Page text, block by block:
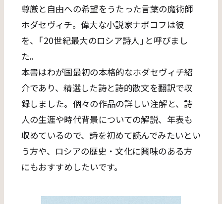
尊厳と自由への希望をうたった言葉の魔術師
ホダセヴィチ。偉大な小説家ナボコフは彼
を、「20世紀最大のロシア詩人」と呼びまし
た。
本書はわが国最初の本格的なホダセヴィチ紹
介であり、精選した詩と詩的散文を翻訳で収
録しました。個々の作品の詳しい注解と、詩
人の生涯や時代背景についての解説、年表も
収めているので、詩を初めて読んでみたいとい
う方や、ロシアの歴史・文化に興味のある方
にもおすすめしたいです。